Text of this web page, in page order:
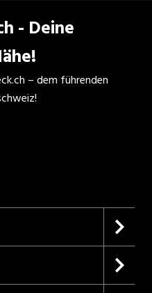
- Deine
– dem führenden